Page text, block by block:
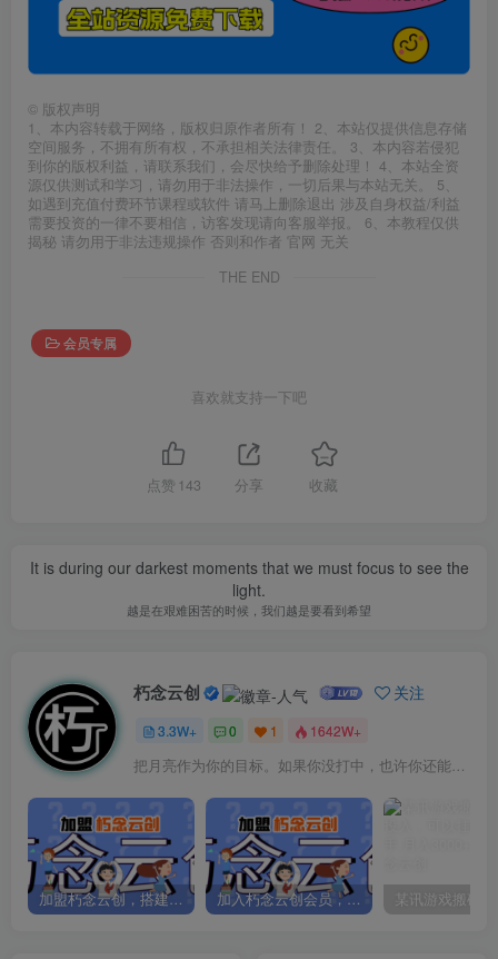
© 版权声明
1、本内容转载于网络，版权归原作者所有！ 2、本站仅提供信息存储
空间服务，不拥有所有权，不承担相关法律责任。 3、本内容若侵犯
到你的版权利益，请联系我们，会尽快给予删除处理！ 4、本站全资
源仅供测试和学习，请勿用于非法操作，一切后果与本站无关。 5、
如遇到充值付费环节课程或软件 请马上删除退出 涉及自身权益/利益
需要投资的一律不要相信，访客发现请向客服举报。 6、本教程仅供
揭秘 请勿用于非法违规操作 否则和作者 官网 无关
THE END
会员专属
喜欢就支持一下吧
点赞 143 分享 收藏
It is during our darkest moments that we must focus to see the
light.
越是在艰难困苦的时候，我们越是要看到希望
朽念云创 关注
3.3W+ 0 1 1642W+
把月亮作为你的目标。如果你没打中，也许你还能打中星星
加盟朽念云创，搭建同款项目资源站，实现日入2000+ 加入朽念云创会员，全站资源免费学习。